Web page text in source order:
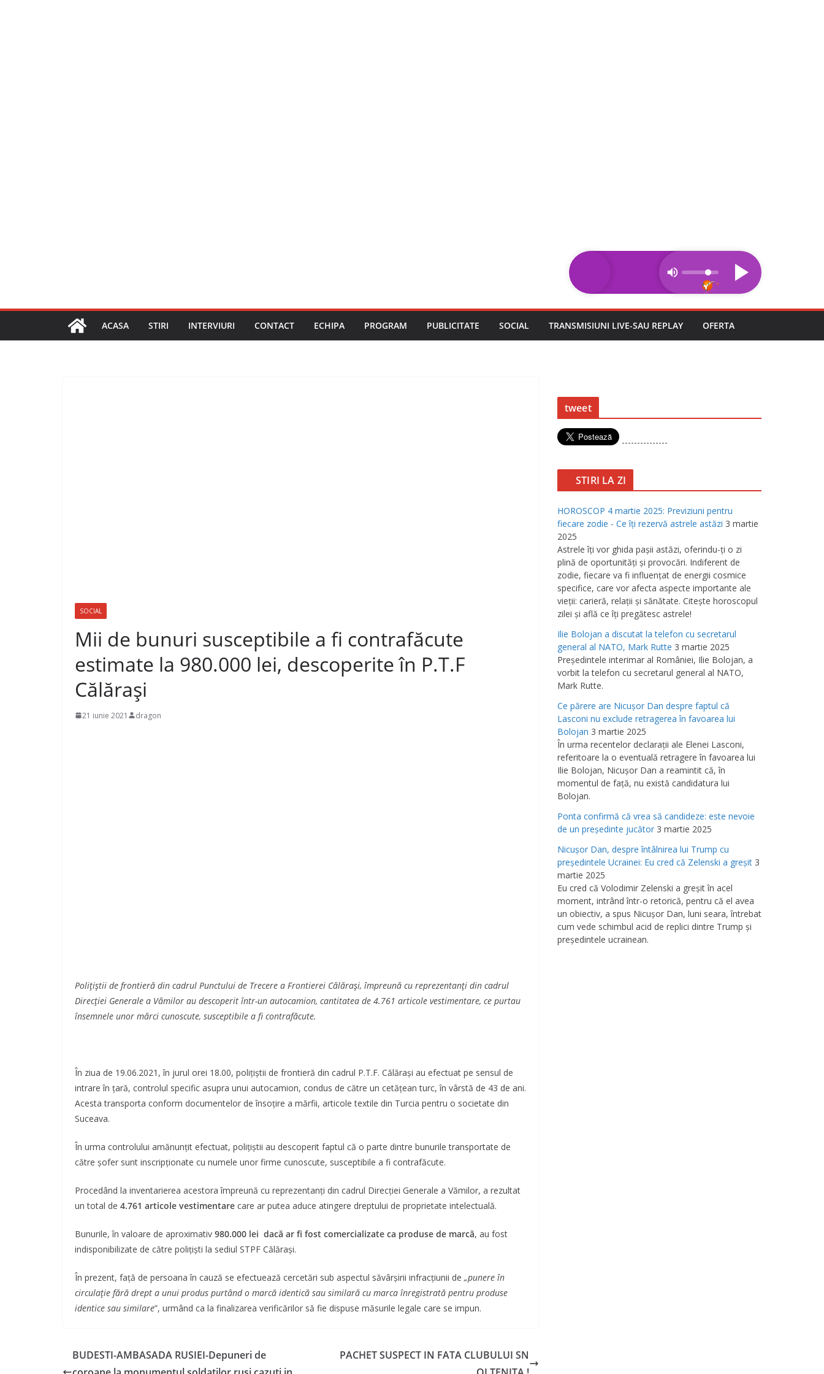
ACASA STIRI INTERVIURI CONTACT ECHIPA PROGRAM PUBLICITATE SOCIAL TRANSMISIUNI LIVE-SAU REPLAY OFERTA
SOCIAL
Mii de bunuri susceptibile a fi contrafăcute
estimate la 980.000 lei, descoperite în P.T.F
Călărași
21 iunie 2021 dragon
Poliţiştii de frontieră din cadrul Punctului de Trecere a Frontierei Călărași, împreună cu reprezentanți din cadrul
Direcției Generale a Vămilor au descoperit într-un autocamion, cantitatea de 4.761 articole vestimentare, ce purtau
însemnele unor mărci cunoscute, susceptibile a fi contrafăcute.
În ziua de 19.06.2021, în jurul orei 18.00, polițiștii de frontieră din cadrul P.T.F. Călărași au efectuat pe sensul de
intrare în ţară, controlul specific asupra unui autocamion, condus de către un cetățean turc, în vârstă de 43 de ani.
Acesta transporta conform documentelor de însoțire a mărfii, articole textile din Turcia pentru o societate din
Suceava.
În urma controlului amănunțit efectuat, polițiștii au descoperit faptul că o parte dintre bunurile transportate de
către șofer sunt inscripţionate cu numele unor firme cunoscute, susceptibile a fi contrafăcute.
Procedând la inventarierea acestora împreună cu reprezentanți din cadrul Direcției Generale a Vămilor, a rezultat
un total de 4.761 articole vestimentare care ar putea aduce atingere dreptului de proprietate intelectuală.
Bunurile, în valoare de aproximativ 980.000 lei dacă ar fi fost comercializate ca produse de marcă, au fost
indisponibilizate de către polițiști la sediul STPF Călărași.
În prezent, față de persoana în cauză se efectuează cercetări sub aspectul săvârșirii infracţiunii de „punere în
circulaţie fără drept a unui produs purtând o marcă identică sau similară cu marca înregistrată pentru produse
identice sau similare”, urmând ca la finalizarea verificărilor să fie dispuse măsurile legale care se impun.
BUDESTI-AMBASADA RUSIEI-Depuneri de
PACHET SUSPECT IN FATA CLUBULUI SN
tweet
---------------
STIRI LA ZI
HOROSCOP 4 martie 2025: Previziuni pentru
fiecare zodie - Ce îţi rezervă astrele astăzi 3 martie
2025
Astrele îţi vor ghida paşii astăzi, oferindu-ţi o zi
plină de oportunităţi şi provocări. Indiferent de
zodie, fiecare va fi influenţat de energii cosmice
specifice, care vor afecta aspecte importante ale
vieţii: carieră, relaţii şi sănătate. Citeşte horoscopul
zilei şi află ce îţi pregătesc astrele!
Ilie Bolojan a discutat la telefon cu secretarul
general al NATO, Mark Rutte 3 martie 2025
Preşedintele interimar al României, Ilie Bolojan, a
vorbit la telefon cu secretarul general al NATO,
Mark Rutte.
Ce părere are Nicuşor Dan despre faptul că
Lasconi nu exclude retragerea în favoarea lui
Bolojan 3 martie 2025
În urma recentelor declaraţii ale Elenei Lasconi,
referitoare la o eventuală retragere în favoarea lui
Ilie Bolojan, Nicuşor Dan a reamintit că, în
momentul de faţă, nu există candidatura lui
Bolojan.
Ponta confirmă că vrea să candideze: este nevoie
de un preşedinte jucător 3 martie 2025
Nicuşor Dan, despre întâlnirea lui Trump cu
preşedintele Ucrainei: Eu cred că Zelenski a greşit 3
martie 2025
Eu cred că Volodimir Zelenski a greşit în acel
moment, intrând într-o retorică, pentru că el avea
un obiectiv, a spus Nicuşor Dan, luni seara, întrebat
cum vede schimbul acid de replici dintre Trump şi
preşedintele ucrainean.